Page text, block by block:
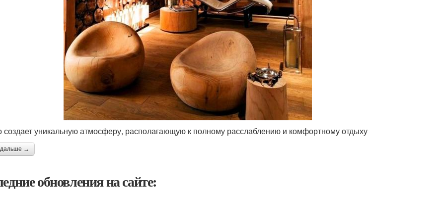
создает уникальную атмосферу, располагающую к полному расслаблению и комфортному отдыху
дальше →
обновления на сайте: